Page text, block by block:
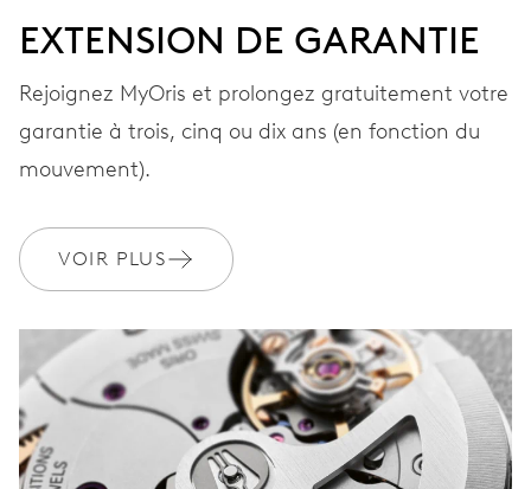
BRACELET Cuir
EXTRAS
GARANTIE 2 années
Rejoignez MyOris et bénéficiez gratuitement d'une extension de
garantie à 5 années
EXTENSION DE GARANTIE
Rejoignez MyOris et prolongez gratuitement votre
garantie à trois, cinq ou dix ans (en fonction du
mouvement).
VOIR PLUS